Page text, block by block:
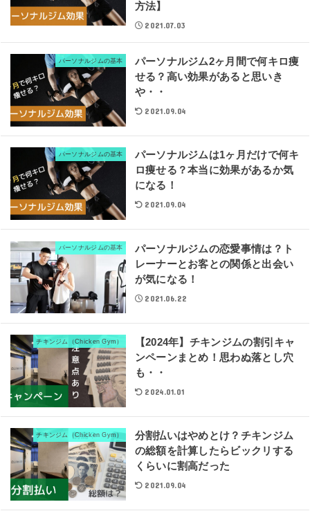
方法】
2021.07.03
パーソナルジムの基本
パーソナルジム2ヶ月間で何キロ痩
せる？高い効果があると思いき
や・・
2021.09.04
パーソナルジムの基本
パーソナルジムは1ヶ月だけで何キ
ロ痩せる？本当に効果があるか気
になる！
2021.09.04
パーソナルジムの基本
パーソナルジムの恋愛事情は？ト
レーナーとお客との関係と出会い
が気になる！
2021.06.22
チキンジム（Chicken Gym）
【2024年】チキンジムの割引キャ
ンペーンまとめ！思わぬ落とし穴
も・・
2024.01.01
チキンジム（Chicken Gym）
分割払いはやめとけ？チキンジム
の総額を計算したらビックリする
くらいに割高だった
2021.09.04